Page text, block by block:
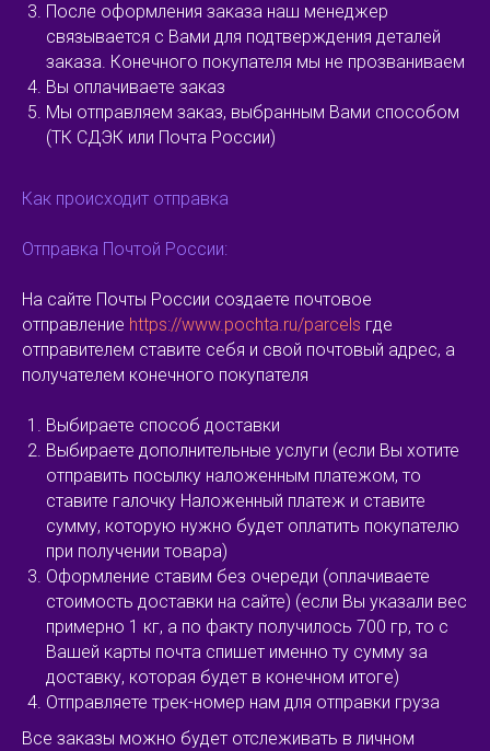
После оформления заказа наш менеджер
связывается с Вами для подтверждения деталей
заказа. Конечного покупателя мы не прозваниваем
Вы оплачиваете заказ
Мы отправляем заказ, выбранным Вами способом
(ТК СДЭК или Почта России)
Как происходит отправка
Отправка Почтой России:
На сайте Почты России создаете почтовое
отправление https://www.pochta.ru/parcels где
отправителем ставите себя и свой почтовый адрес, а
получателем конечного покупателя
Выбираете способ доставки
Выбираете дополнительные услуги (если Вы хотите
отправить посылку наложенным платежом, то
ставите галочку Наложенный платеж и ставите
сумму, которую нужно будет оплатить покупателю
при получении товара)
Оформление ставим без очереди (оплачиваете
стоимость доставки на сайте) (если Вы указали вес
примерно 1 кг, а по факту получилось 700 гр, то с
Вашей карты почта спишет именно ту сумму за
доставку, которая будет в конечном итоге)
Отправляете трек-номер нам для отправки груза
Все заказы можно будет отслеживать в личном